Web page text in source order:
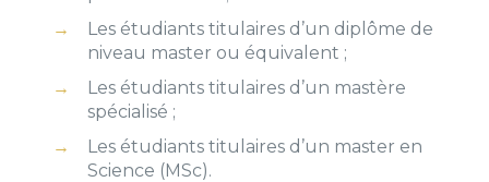
Les étudiants titulaires d’un diplôme de
niveau master ou équivalent ;
Les étudiants titulaires d’un mastère
spécialisé ;
Les étudiants titulaires d’un master en
Science (MSc).